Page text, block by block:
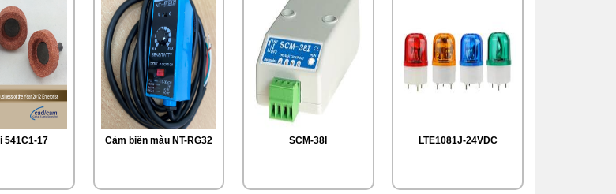
541C1-17 Cảm biến màu NT-RG32 SCM-38I LTE1081J-24VDC